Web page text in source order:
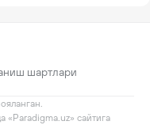
шартлари
«Paradigma.uz» сайтига